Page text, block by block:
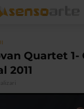
Quartet 1-
2011